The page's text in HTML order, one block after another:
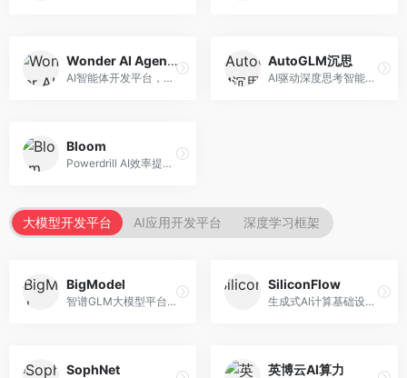
Wonder AI Agents
AI智能体开发平台，专注于低代码智能体创建。面向开发者，提供可视化开发、模板库、部署服务等功能，开发门槛低。
AutoGLM沉思
AI驱动深度思考智能体，专注于复杂推理任务。面向高级用户，提供深度分析、逻辑推理、决策支持等服务，推理能力强。
Bloom
Powerdrill AI效率提升平台，专注于企业智能化。面向企业用户，提供智能体创建、流程自动化、数据分析等服务，企业效率提升显著。
大模型开发平台 AI应用开发平台 深度学习框架
BigModel
智谱GLM大模型平台，提供API调用与模型服务。面向开发者和企业用户，提供GLM系列模型API、微调服务、应用开发工具等，开源生态完善。
SiliconFlow
生成式AI计算基础设施平台，专注于模型推理服务。面向开发者和企业，提供多模型API、高性能推理、成本优化等服务，推理性价比高。
SophNet 英博云AI算力